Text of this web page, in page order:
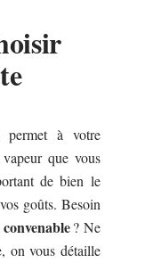
permet à votre
que vous
de bien le
goûts. Besoin
? Ne
on vous détaille